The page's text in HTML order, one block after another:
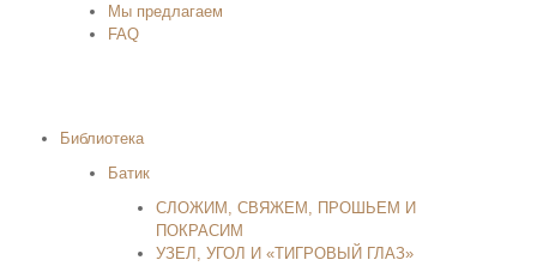
Мы предлагаем
FAQ
Библиотека
Батик
СЛОЖИМ, СВЯЖЕМ, ПРОШЬЕМ И
ПОКРАСИМ
УЗЕЛ, УГОЛ И «ТИГРОВЫЙ ГЛАЗ»